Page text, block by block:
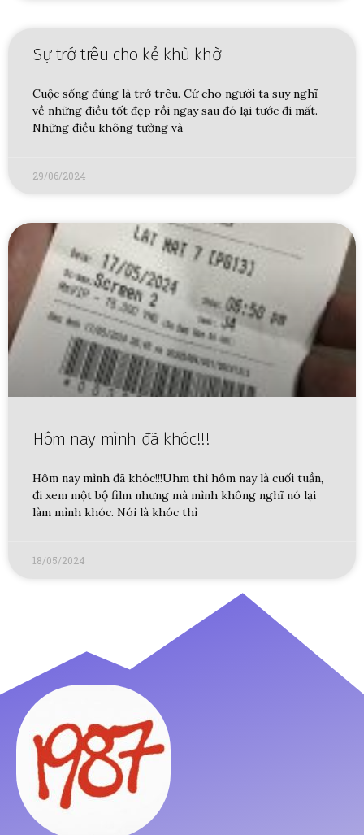
Sự trớ trêu cho kẻ khù khờ
Cuộc sống đúng là trớ trêu. Cứ cho người ta suy nghĩ
về những điều tốt đẹp rồi ngay sau đó lại tước đi mất.
Những điều không tưởng và
29/06/2024
Hôm nay mình đã khóc!!!
Hôm nay mình đã khóc!!!Uhm thì hôm nay là cuối tuần,
đi xem một bộ film nhưng mà mình không nghĩ nó lại
làm mình khóc. Nói là khóc thì
18/05/2024